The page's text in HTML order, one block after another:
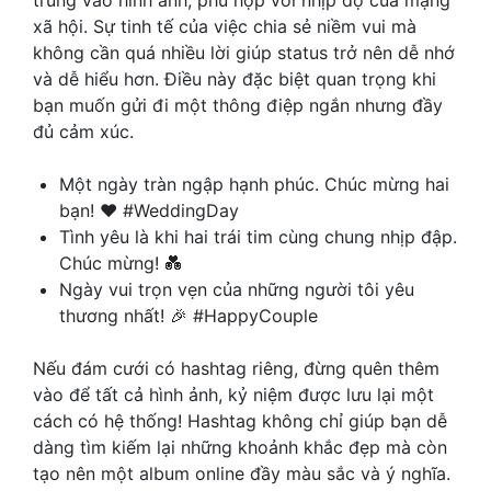
xã hội. Sự tinh tế của việc chia sẻ niềm vui mà
không cần quá nhiều lời giúp status trở nên dễ nhớ
và dễ hiểu hơn. Điều này đặc biệt quan trọng khi
bạn muốn gửi đi một thông điệp ngắn nhưng đầy
đủ cảm xúc.
Một ngày tràn ngập hạnh phúc. Chúc mừng hai
bạn! ❤️ #WeddingDay
Tình yêu là khi hai trái tim cùng chung nhịp đập.
Chúc mừng! 💑
Ngày vui trọn vẹn của những người tôi yêu
thương nhất! 🎉 #HappyCouple
Nếu đám cưới có hashtag riêng, đừng quên thêm
vào để tất cả hình ảnh, kỷ niệm được lưu lại một
cách có hệ thống! Hashtag không chỉ giúp bạn dễ
dàng tìm kiếm lại những khoảnh khắc đẹp mà còn
tạo nên một album online đầy màu sắc và ý nghĩa.